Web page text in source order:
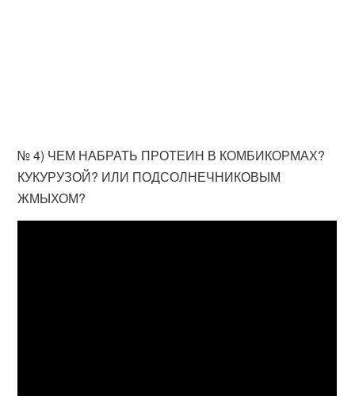
№ 4) ЧЕМ НАБРАТЬ ПРОТЕИН В КОМБИКОРМАХ?
КУКУРУЗОЙ? ИЛИ ПОДСОЛНЕЧНИКОВЫМ
ЖМЫХОМ?